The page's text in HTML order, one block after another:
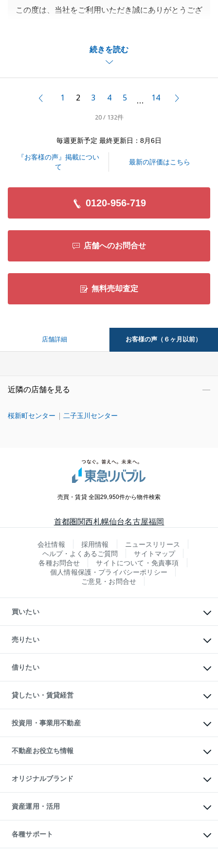
続きを読む
この度は、当社をご利用いただき誠にありがとうござ
今後はご自宅建築のお話しが進んで参りますが、継続
してよいお手伝いができればと思います。
引き続きよろしくお願いいたします。
閉じる
前へ1 2 3 4 5 … 14
20 / 132件
毎週更新予定 最終更新日：8月6日
『お客様の声』掲載につい
て
最新の評価はこちら
0120-956-719
店舗へのお問合せ
無料売却査定
店舗詳細 お客様の声（６ヶ月以前）
近隣の店舗を見る
桜新町センター 二子玉川センター
売買・賃貸 全国29,950件から物件検索
首都圏関西札幌仙台名古屋福岡
会社情報 採用情報
ニュースリリース
ヘルプ・よくあるご質問
サイトマップ
各種お問合せ
サイトについて・免責事項
個人情報保護・プライバシーポリシー
ご意見・お問合せ
買いたい
新築・分譲マンションの購入
中古マンションの購入
一戸建ての購入
中古一戸建ての購入
不動産購入の流れ
注目キーワード物件特集
購入ガイド
English 繁体中文簡体中文
売りたい
一戸建ての売却・査定
土地の売却・査定
スピードAI査定
不動産査定について
不動産売却の流れ
不動産買換えの流れ
売却ガイド
借りたい
オフィス・店舗の賃貸
借りるときの流れ
借りるガイド
貸したい・賃貸経営
マンション賃料データ
賃貸管理プラン
リロケーションについて
貸すガイド
投資用・事業用不動産
事業用不動産
マンション投資
投資用マンション
アパート経営
収益物件
ビル購入（ビル一棟）
投資用不動産の売却査定
事業用不動産の売却査定
不動産お役立ち情報
マンションライブラリー
人気マンションランキング
暮らしに役立つ不動産メディア
不動産相場・不動産価格情報
不動産コラム・ニュース
不動産用語集
不動産なんでもネット相談室
住まいの税金
オリジナルブランド
一棟リノベーションマンション
L`GENTE（ルジェンテ）
区分リノベーションマンション
投資用一棟レジデンスWELL
不動産小口投資
資産運用・活用
不動産M&A
アセットマネジメント・出資
各種サポート